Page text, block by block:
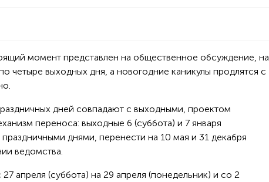
момент представлен на общественное обсуждение, на
четыре выходных дня, а новогодние каникулы продлятся с
дней совпадают с выходными, проектом
переноса: выходные 6 (суббота) и 7 января
днями, перенести на 10 мая и 31 декабря
ведомства.
апреля (суббота) на 29 апреля (понедельник) и со 2